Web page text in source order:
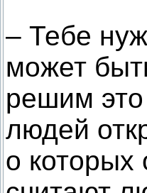
– Тебе
может
решим это
людей
о которых